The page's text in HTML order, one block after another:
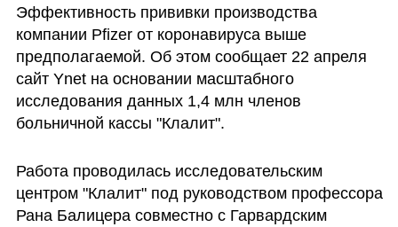
Эффективность прививки производства
компании Pfizer от коронавируса выше
предполагаемой. Об этом сообщает 22 апреля
сайт Ynet на основании масштабного
исследования данных 1,4 млн членов
больничной кассы "Клалит".
Работа проводилась исследовательским
центром "Клалит" под руководством профессора
Рана Балицера совместно с Гарвардским